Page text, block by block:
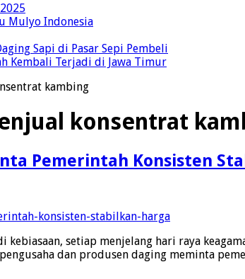
Mulyo Indonesia
Sapi di Pasar Sepi Pembeli
Kembali Terjadi di Jawa Timur
kambing
konsentrat
Pemerintah Konsisten
kebiasaan, setiap menjelang hari raya
dan produsen daging meminta